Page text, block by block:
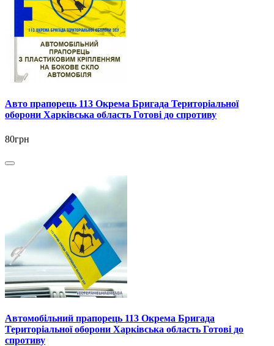
Авто прапорець 113 Окрема Бригада Територіальної
оборони Харківська область Готові до спротиву
80грн
Автомобільний прапорець 113 Окрема Бригада
Територіальної оборони Харківська область Готові до
спротиву